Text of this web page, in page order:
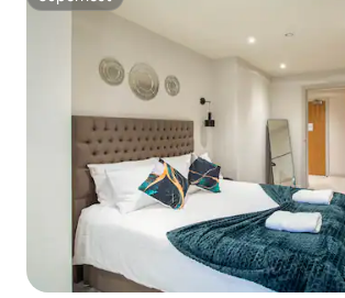
Superhost